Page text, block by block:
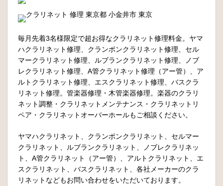
毎月先着3名様限定で超お得なクラリネット修理料金。ヤマ
ハクラリネット修理、クランポンクラリネット修理、セル
マークラリネット修理、ルブランクラリネット修理、ノブ
レクラリネット修理、A管クラリネット修理（アー管）、ア
ルトクラリネット修理、エスクラリネット修理、バスクラ
リネット修理。管楽器修理・木管楽器修理。楽器のクラリ
ネット調整・クラリネットメンテナンス・クラリネットリ
ペア・クラリネットオーバーホールもご相談ください。
ヤマハクラリネット、クランポンクラリネット、セルマー
クラリネット、ルブランクラリネット、ノブレクラリネッ
ト、A管クラリネット（アー管）、アルトクラリネット、エ
スクラリネット、バスクラリネット、各社メーカーのクラ
リネットなどもお問い合わせをいただいております。